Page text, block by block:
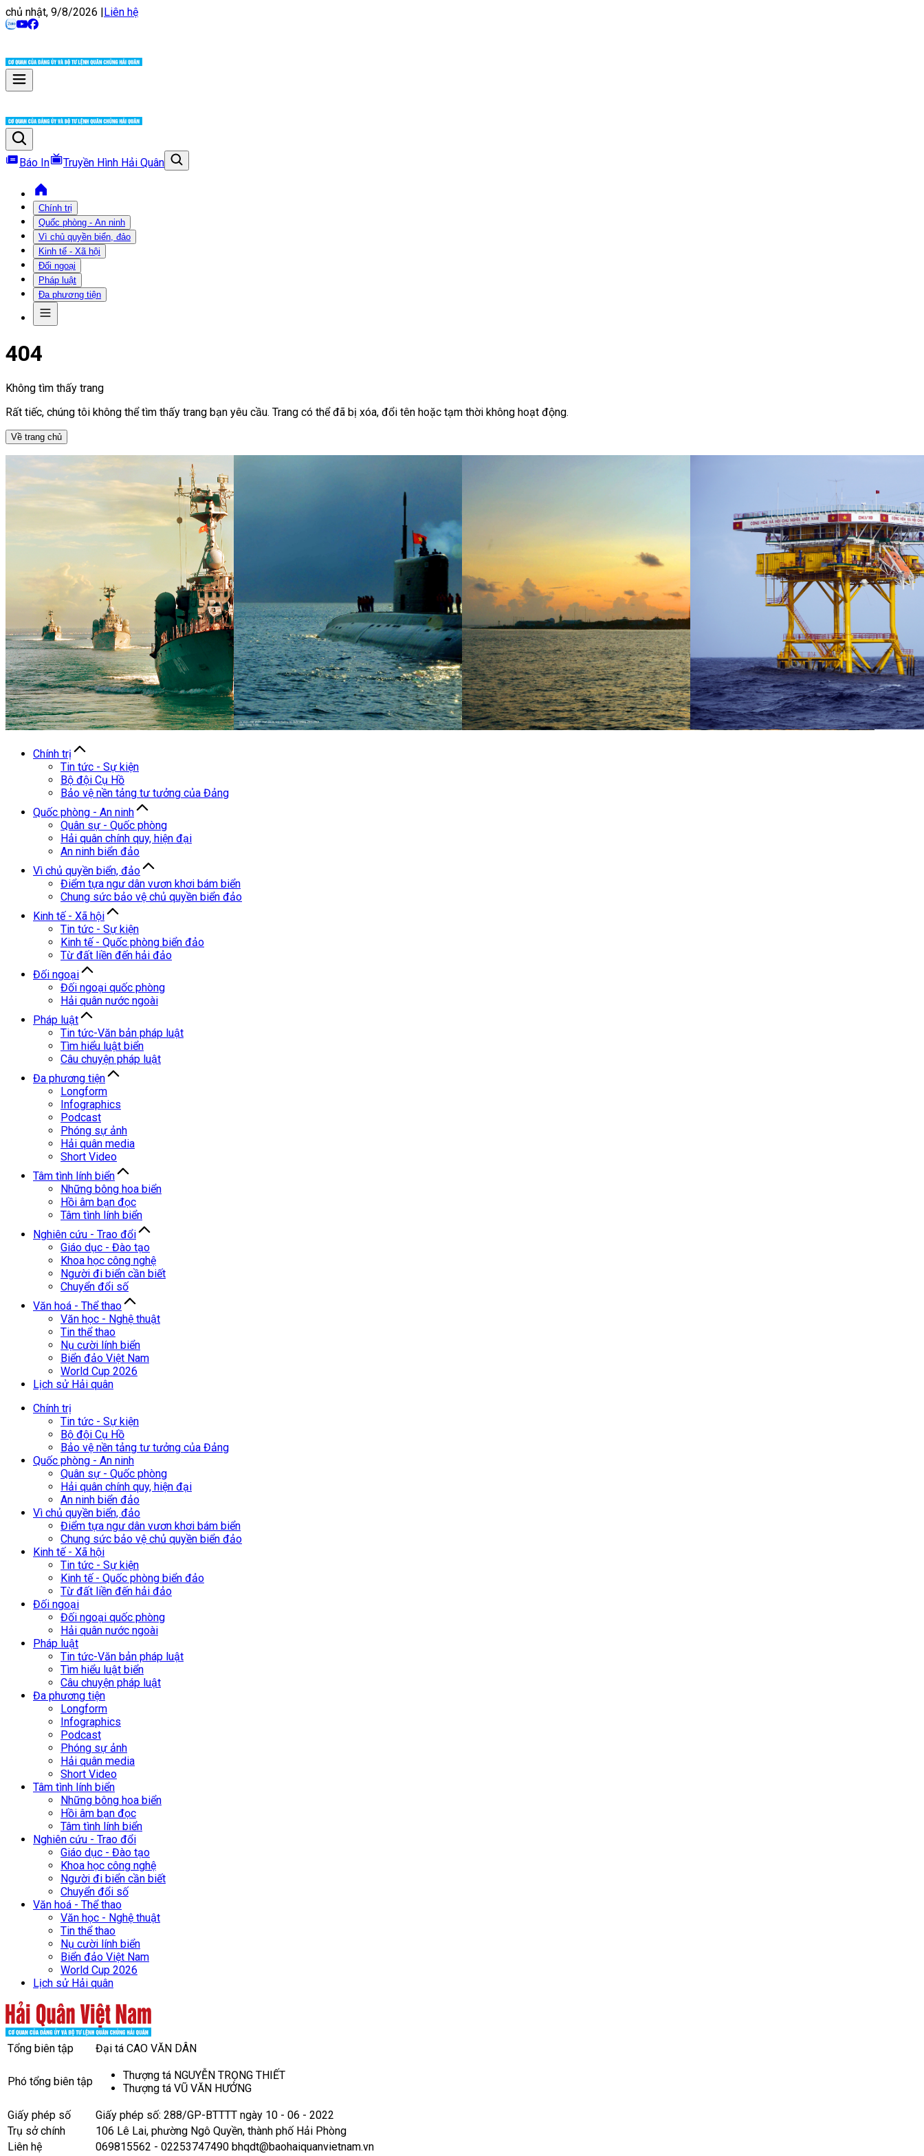
chủ nhật, 9/8/2026 |Liên hệ
Báo In Truyền Hình Hải Quân
Chính trị
Quốc phòng - An ninh
Vì chủ quyền biển, đảo
Kinh tế - Xã hội
Đối ngoại
Pháp luật
Đa phương tiện
404
Không tìm thấy trang
Rất tiếc, chúng tôi không thể tìm thấy trang bạn yêu cầu. Trang có thể đã bị xóa, đổi tên hoặc tạm thời không hoạt động.
Về trang chủ
Chính trị
Tin tức - Sự kiện
Bộ đội Cụ Hồ
Bảo vệ nền tảng tư tưởng của Đảng
Quốc phòng - An ninh
Quân sự - Quốc phòng
Hải quân chính quy, hiện đại
An ninh biển đảo
Vì chủ quyền biển, đảo
Điểm tựa ngư dân vươn khơi bám biển
Chung sức bảo vệ chủ quyền biển đảo
Kinh tế - Xã hội
Tin tức - Sự kiện
Kinh tế - Quốc phòng biển đảo
Từ đất liền đến hải đảo
Đối ngoại
Đối ngoại quốc phòng
Hải quân nước ngoài
Pháp luật
Tin tức-Văn bản pháp luật
Tìm hiểu luật biển
Câu chuyện pháp luật
Đa phương tiện
Longform
Infographics
Podcast
Phóng sự ảnh
Hải quân media
Short Video
Tâm tình lính biển
Những bông hoa biển
Hồi âm bạn đọc
Tâm tình lính biển
Nghiên cứu - Trao đổi
Giáo dục - Đào tạo
Khoa học công nghệ
Người đi biển cần biết
Chuyển đổi số
Văn hoá - Thể thao
Văn học - Nghệ thuật
Tin thể thao
Nụ cười lính biển
Biển đảo Việt Nam
World Cup 2026
Lịch sử Hải quân
Chính trị
Tin tức - Sự kiện
Bộ đội Cụ Hồ
Bảo vệ nền tảng tư tưởng của Đảng
Quốc phòng - An ninh
Quân sự - Quốc phòng
Hải quân chính quy, hiện đại
An ninh biển đảo
Vì chủ quyền biển, đảo
Điểm tựa ngư dân vươn khơi bám biển
Chung sức bảo vệ chủ quyền biển đảo
Kinh tế - Xã hội
Tin tức - Sự kiện
Kinh tế - Quốc phòng biển đảo
Từ đất liền đến hải đảo
Đối ngoại
Đối ngoại quốc phòng
Hải quân nước ngoài
Pháp luật
Tin tức-Văn bản pháp luật
Tìm hiểu luật biển
Câu chuyện pháp luật
Đa phương tiện
Longform
Infographics
Podcast
Phóng sự ảnh
Hải quân media
Short Video
Tâm tình lính biển
Những bông hoa biển
Hồi âm bạn đọc
Tâm tình lính biển
Nghiên cứu - Trao đổi
Giáo dục - Đào tạo
Khoa học công nghệ
Người đi biển cần biết
Chuyển đổi số
Văn hoá - Thể thao
Văn học - Nghệ thuật
Tin thể thao
Nụ cười lính biển
Biển đảo Việt Nam
World Cup 2026
Lịch sử Hải quân
Tổng biên tập Đại tá CAO VĂN DÂN
Phó tổng biên tập
Thượng tá NGUYỄN TRỌNG THIẾT
Thượng tá VŨ VĂN HƯỞNG
Giấy phép số
Giấy phép số: 288/GP-BTTTT ngày 10 - 06 - 2022
Trụ sở chính
106 Lê Lai, phường Ngô Quyền, thành phố Hải Phòng
Liên hệ
069815562 - 02253747490 bhqdt@baohaiquanvietnam.vn